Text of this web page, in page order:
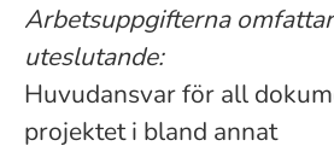
Arbetsuppgifterna
uteslutande:
Huvudansvar för all
projektet i bland annat